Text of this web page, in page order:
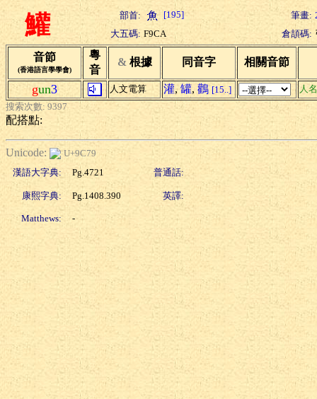
鱹 部首: [195] 筆畫:
大五碼: F9CA 倉頡碼:
音節
(香港語言學學會)
粵
音
& 根據 同音字 相關音節
gun3 人文電算 灌, 罐, 鸛 [15..]
人
搜索次數: 9397
配搭點:
Unicode:
U+9C79
漢語大字典:
Pg.4721 普通話:
康熙字典: Pg.1408.390 英譯:
Matthews: -